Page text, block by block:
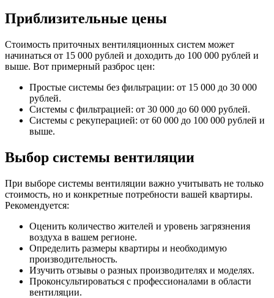
Приблизительные цены
Стоимость приточных вентиляционных систем может
начинаться от 15 000 рублей и доходить до 100 000 рублей и
выше. Вот примерный разброс цен:
Простые системы без фильтрации: от 15 000 до 30 000
рублей.
Системы с фильтрацией: от 30 000 до 60 000 рублей.
Системы с рекуперацией: от 60 000 до 100 000 рублей и
выше.
Выбор системы вентиляции
При выборе системы вентиляции важно учитывать не только
стоимость, но и конкретные потребности вашей квартиры.
Рекомендуется:
Оценить количество жителей и уровень загрязнения
воздуха в вашем регионе.
Определить размеры квартиры и необходимую
производительность.
Изучить отзывы о разных производителях и моделях.
Проконсультироваться с профессионалами в области
вентиляции.